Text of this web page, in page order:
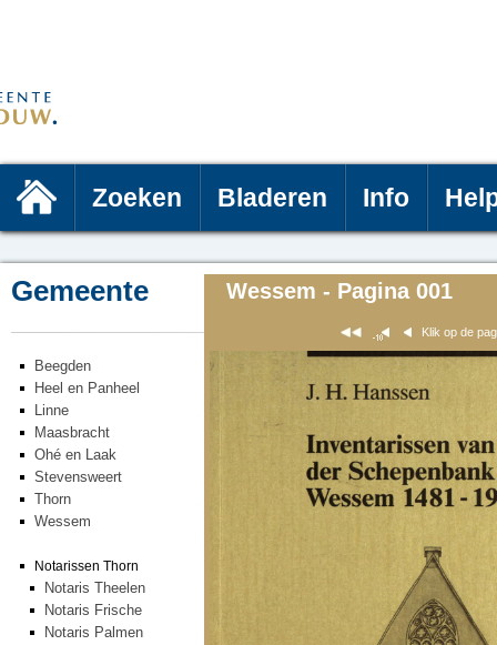
Zoeken Bladeren Info
Gemeente
Beegden
Heel en Panheel
Linne
Maasbracht
Ohé en Laak
Stevensweert
Thorn
Wessem
Notarissen Thorn
Notaris Theelen
Notaris Frische
Notaris Palmen
Wessem - Pagina 001
Klik op de